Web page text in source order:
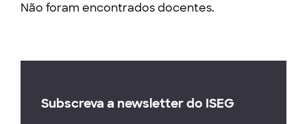
Não foram encontrados docentes.
Subscreva a newsletter do ISEG